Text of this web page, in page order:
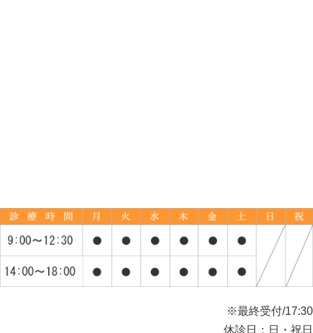
※最終受付/17:30
休診日：日・祝日